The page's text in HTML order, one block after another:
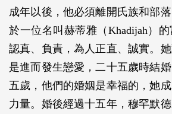
成年以後，他必須離開氏族和部
於一位名叫赫蒂雅（Khadijah）
認真、負責，為人正直、誠實。
是進而發生戀愛，二十五歲時結
五歲，他們的婚姻是幸福的，她
力量。婚後經過十五年，穆罕默